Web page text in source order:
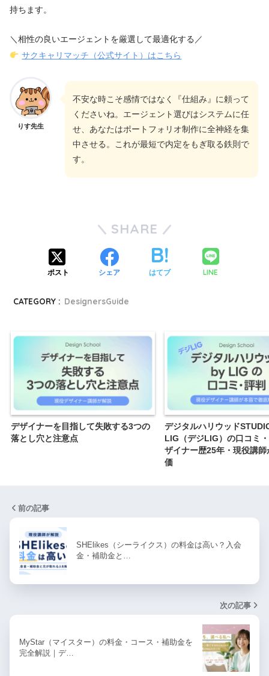
持ちます。
＼相性の良いエージェントを厳選して最適化する／
サクキャリマッチ（公式サイト）はこちら
りす先生
不安な時こそ感情ではなく『仕組み』に頼って
くださいね。エージェント選びはシステムに任
せ、あなたはポートフォリオ制作に全神経を集
中させる。これが最短で内定をもぎ取る鉄則で
す。
SHARE
ポスト シェア はてブ LINE
CATEGORY : DesignersGuide
デザイナーを目指して失敗する3つの
落とし穴と注意点
デジタルハリウッド
LIG（デジLIG）の口コミ
ザイナー歴25年・現役講師
価
前の記事
SHElikes（シーライクス）の料金は高い？入会
金・補助金と…
次の記事
MyStar（マイスター）の料金・コース・補助金を
完全解説｜デ…